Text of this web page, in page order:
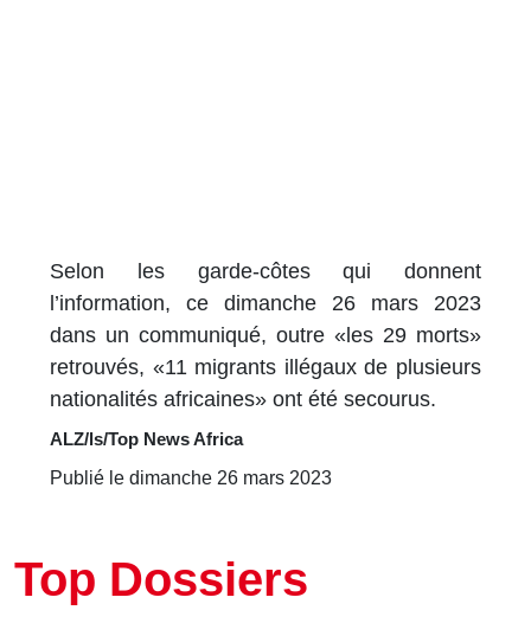
Selon les garde-côtes qui donnent
l’information, ce dimanche 26 mars 2023
dans un communiqué, outre «les 29 morts»
retrouvés, «11 migrants illégaux de plusieurs
nationalités africaines» ont été secourus.
ALZ/ls/Top News Africa
Publié le dimanche 26 mars 2023
Top Dossiers